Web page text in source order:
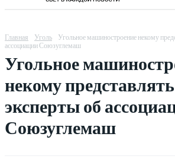
Главная Уголь
Угольное машиностроение некому
ассоциации Союзуглемаш
Угольное
некому
эксперты об
Союзуглемаш